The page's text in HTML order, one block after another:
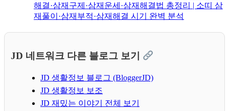
해결·삼재구제·삼재운세·삼재해결법 총정리 | 소띠 삼
재풀이·삼재부적·삼재해결 시기 완벽 분석
JD 네트워크 다른 블로그 보기
JD 생활정보 블로그 (BloggerJD)
JD 생활정보 보조
JD 재밌는 이야기 전체 보기